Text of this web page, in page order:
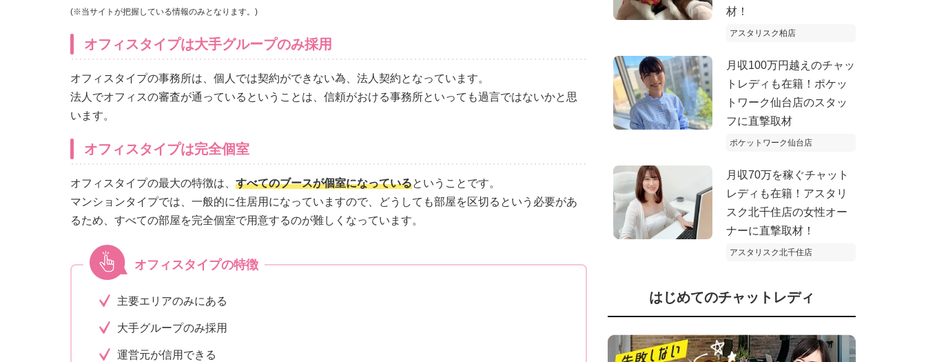
(※当サイトが把握している情報のみとなります。)
オフィスタイプは大手グループのみ採用
オフィスタイプの事務所は、個人では契約ができない為、法人契約となっています。
法人でオフィスの審査が通っているということは、信頼がおける事務所といっても過言ではないかと思
います。
オフィスタイプは完全個室
オフィスタイプの最大の特徴は、 すべてのブースが個室になっているということです。
マンションタイプでは、一般的に住居用になっていますので、どうしても部屋を区切るという必要があ
るため、すべての部屋を完全個室で用意するのが難しくなっています。
オフィスタイプの特徴
主要エリアのみにある
大手グループのみ採用
運営元が信用できる
材！
アスタリスク柏店
月収100万円越えのチャッ
トレディも在籍！ポケッ
トワーク仙台店のスタッ
フに直撃取材
ポケットワーク仙台店
月収70万を稼ぐチャット
レディも在籍！アスタリ
スク北千住店の女性オー
ナーに直撃取材！
アスタリスク北千住店
はじめてのチャットレディ